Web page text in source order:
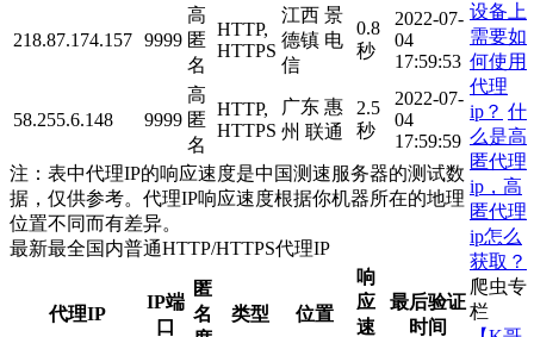
218.87.174.157 9999
高
匿
名
HTTP,
HTTPS
江西 景
德镇 电
信
0.8
秒
2022-07-
04
17:59:53
58.255.6.148 9999
高
匿
名
HTTP,
HTTPS
广东 惠
州 联通
2.5
秒
2022-07-
04
17:59:59
注：表中代理IP的响应速度是中国测速服务器的测试数
据，仅供参考。代理IP响应速度根据你机器所在的地理
位置不同而有差异。
最新最全国内普通HTTP/HTTPS代理IP
代理IP
IP端
口
匿
名
类型 位置
响
应
速
最后验证
时间
设备上
需要如
何使用
代理
ip？ 什
么是高
匿代理
ip，高
匿代理
ip怎么
获取？
爬虫专
栏